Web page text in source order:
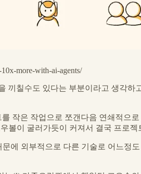
more-with-ai-agents/
끼칠수도 있다는 부분이라고 생각
작은 작업으로 쪼갠다음 연쇄적으
볼이 굴러가듯이 커져서 결국 프로
에 외부적으로 다른 기술로 어느정